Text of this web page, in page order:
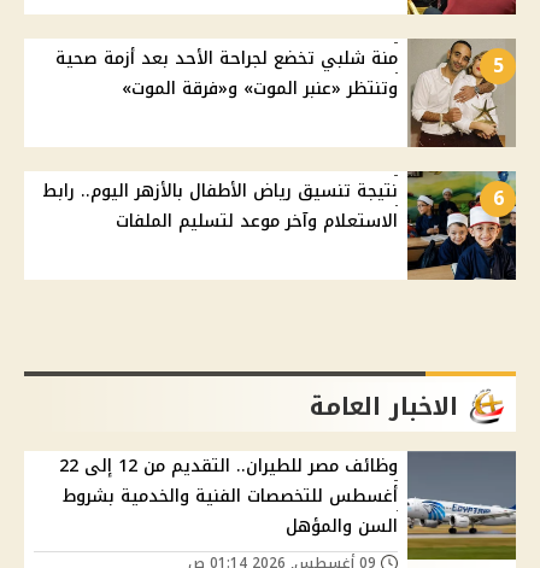
5
منة شلبي تخضع لجراحة الأحد بعد أزمة صحية
وتنتظر «عنبر الموت» و«فرقة الموت»
6
نتيجة تنسيق رياض الأطفال بالأزهر اليوم.. رابط
الاستعلام وآخر موعد لتسليم الملفات
الاخبار العامة
وظائف مصر للطيران.. التقديم من 12 إلى 22
أغسطس للتخصصات الفنية والخدمية بشروط
السن والمؤهل